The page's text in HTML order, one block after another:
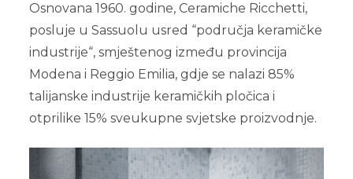
Osnovana 1960. godine, Ceramiche Ricchetti,
posluje u Sassuolu usred “područja keramičke
industrije“, smještenog između provincija
Modena i Reggio Emilia, gdje se nalazi 85%
talijanske industrije keramičkih pločica i
otprilike 15% sveukupne svjetske proizvodnje.